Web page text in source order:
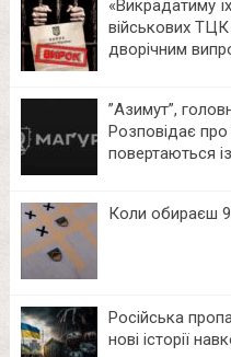
«Викрадатиму
військових ТЦК
дворічним
⁨”Азимут”,
Розповідає
повертаються
Коли обираєш
Російська
нові історії